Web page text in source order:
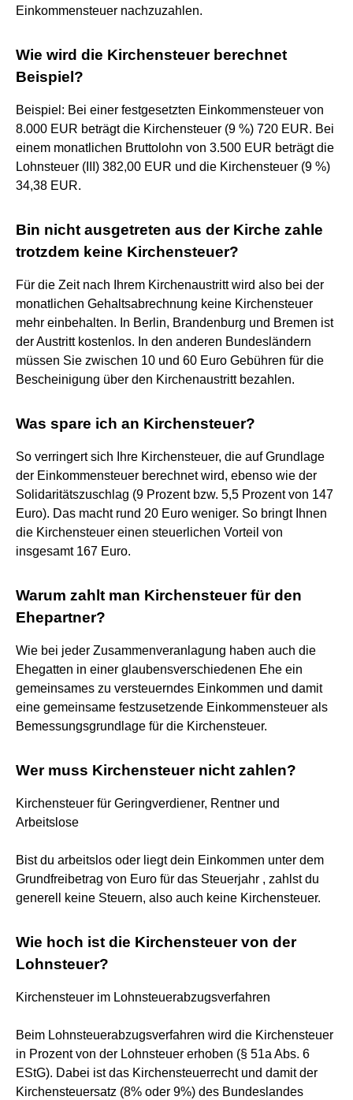
Einkommensteuer nachzuzahlen.
Wie wird die Kirchensteuer berechnet
Beispiel?
Beispiel: Bei einer festgesetzten Einkommensteuer von
8.000 EUR beträgt die Kirchensteuer (9 %) 720 EUR. Bei
einem monatlichen Bruttolohn von 3.500 EUR beträgt die
Lohnsteuer (III) 382,00 EUR und die Kirchensteuer (9 %)
34,38 EUR.
Bin nicht ausgetreten aus der Kirche zahle
trotzdem keine Kirchensteuer?
Für die Zeit nach Ihrem Kirchenaustritt wird also bei der
monatlichen Gehaltsabrechnung keine Kirchensteuer
mehr einbehalten. In Berlin, Brandenburg und Bremen ist
der Austritt kostenlos. In den anderen Bundesländern
müssen Sie zwischen 10 und 60 Euro Gebühren für die
Bescheinigung über den Kirchenaustritt bezahlen.
Was spare ich an Kirchensteuer?
So verringert sich Ihre Kirchensteuer, die auf Grundlage
der Einkommensteuer berechnet wird, ebenso wie der
Solidaritätszuschlag (9 Prozent bzw. 5,5 Prozent von 147
Euro). Das macht rund 20 Euro weniger. So bringt Ihnen
die Kirchensteuer einen steuerlichen Vorteil von
insgesamt 167 Euro.
Warum zahlt man Kirchensteuer für den
Ehepartner?
Wie bei jeder Zusammenveranlagung haben auch die
Ehegatten in einer glaubensverschiedenen Ehe ein
gemeinsames zu versteuerndes Einkommen und damit
eine gemeinsame festzusetzende Einkommensteuer als
Bemessungsgrundlage für die Kirchensteuer.
Wer muss Kirchensteuer nicht zahlen?
Kirchensteuer für Geringverdiener, Rentner und
Arbeitslose
Bist du arbeitslos oder liegt dein Einkommen unter dem
Grundfreibetrag von Euro für das Steuerjahr , zahlst du
generell keine Steuern, also auch keine Kirchensteuer.
Wie hoch ist die Kirchensteuer von der
Lohnsteuer?
Kirchensteuer im Lohnsteuerabzugsverfahren
Beim Lohnsteuerabzugsverfahren wird die Kirchensteuer
in Prozent von der Lohnsteuer erhoben (§ 51a Abs. 6
EStG). Dabei ist das Kirchensteuerrecht und damit der
Kirchensteuersatz (8% oder 9%) des Bundeslandes